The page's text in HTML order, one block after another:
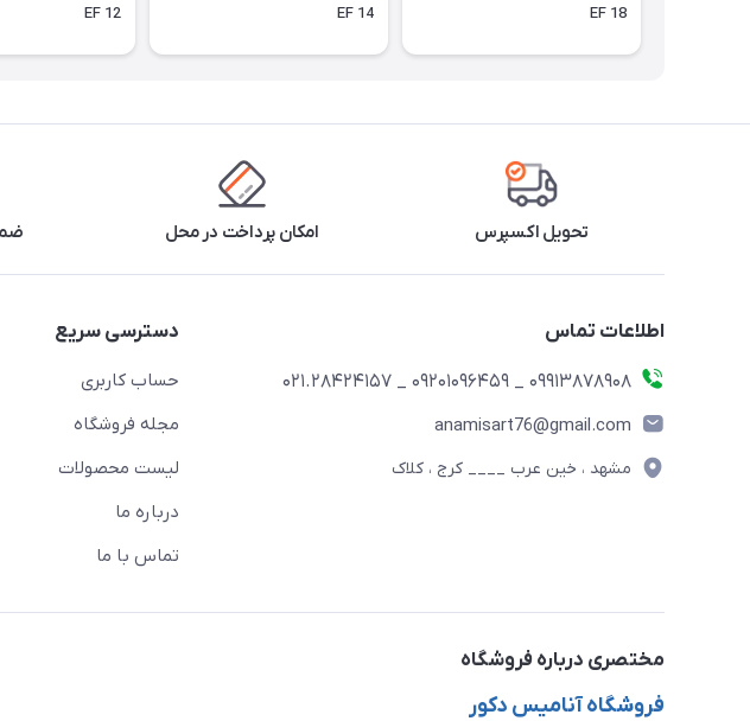
EF 18
EF 14
EF 12
تحویل اکسپرس امکان پرداخت در محل
اطلاعات تماس
09913878908 _ 09201096459 _ 021.28424157
anamisart76@gmail.com
مشهد ، خین عرب ____ کرج ، کلاک
دسترسی سریع
حساب کاربری
مجله فروشگاه
لیست محصولات
درباره ما
تماس با ما
مختصری درباره فروشگاه
فروشگاه آنامیس دکور